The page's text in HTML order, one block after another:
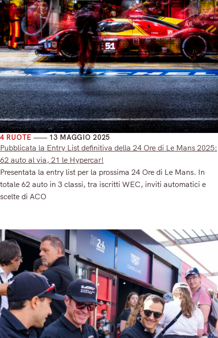
4 RUOTE 13 MAGGIO 2025
Pubblicata la Entry List definitiva della 24 Ore di Le Mans 2025:
62 auto al via, 21 le Hypercar!
Presentata la entry list per la prossima 24 Ore di Le Mans. In
totale 62 auto in 3 classi, tra iscritti WEC, inviti automatici e
scelte di ACO